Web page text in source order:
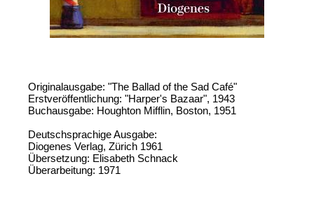
Originalausgabe: "The Ballad of the Sad Café"
Erstveröffentlichung: "Harper's Bazaar", 1943
Buchausgabe: Houghton Mifflin, Boston, 1951
Deutschsprachige Ausgabe:
Diogenes Verlag, Zürich 1961
Übersetzung: Elisabeth Schnack
Überarbeitung: 1971